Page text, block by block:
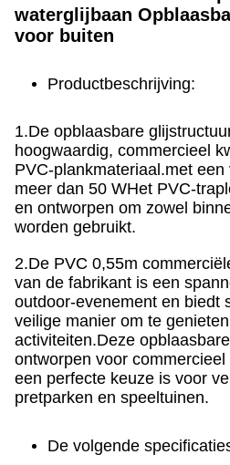
waterglijbaan
voor buiten
Productbeschrijving:
1.De opblaasbare
hoogwaardig, commercieel
PVC-plankmateriaal.met
meer dan 50 WHet PVC-
en ontworpen om zowel
worden gebruikt.
2.De PVC 0,55m
van de fabrikant is een
outdoor-evenement en biedt
veilige manier om te
activiteiten.Deze
ontworpen voor
een perfecte keuze is voor
pretparken en speeltuinen.
De volgende